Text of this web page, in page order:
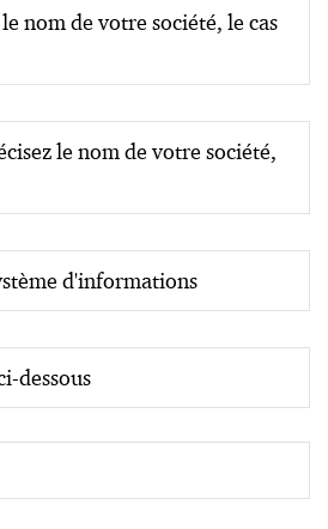
nom de votre société, le cas
le nom de votre société,
d'informations
dessous